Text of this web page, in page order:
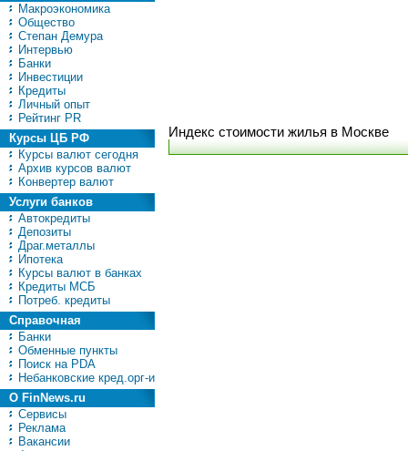
Макроэкономика
Общество
Степан Демура
Интервью
Банки
Инвестиции
Кредиты
Личный опыт
Рейтинг PR
Курсы ЦБ РФ
Курсы валют сегодня
Архив курсов валют
Конвертер валют
Услуги банков
Автокредиты
Депозиты
Драг.металлы
Ипотека
Курсы валют в банках
Кредиты МСБ
Потреб. кредиты
Справочная
Банки
Обменные пункты
Поиск на PDA
Небанковские кред.орг-и
О FinNews.ru
Сервисы
Реклама
Вакансии
Индекс стоимости жилья в Москве